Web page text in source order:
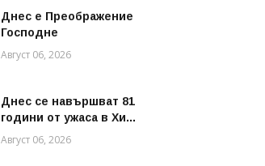
Днес е Преображение
Господне
Август 06, 2026
Днес се навършват 81
години от ужаса в Хи...
Август 06, 2026